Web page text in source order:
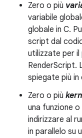
Zero o più
variabile
globale in C.
script dal
utilizzate per il
RenderScript.
spiegate più in
Zero o più
una funzione
indirizzare al
in parallelo su